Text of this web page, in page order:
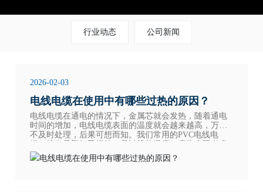
行业动态 公司新闻
2026-02-03
电线电缆在使用中有哪些过热的原因？
电线电缆在通电的情况下，金属芯就会发热，随着通电
时间的增加，电线电缆表面的温度就会越来越高，万一
不及时处理，后果可想而知。我们常用的PVC电线电
缆，护套是聚氯乙烯的，是以线芯温度70度为上限考虑
的，表面温度会低5～10度。所以电缆表面温度在60度以
下根本是安全的，从电源维护考虑，当然是温度越低越